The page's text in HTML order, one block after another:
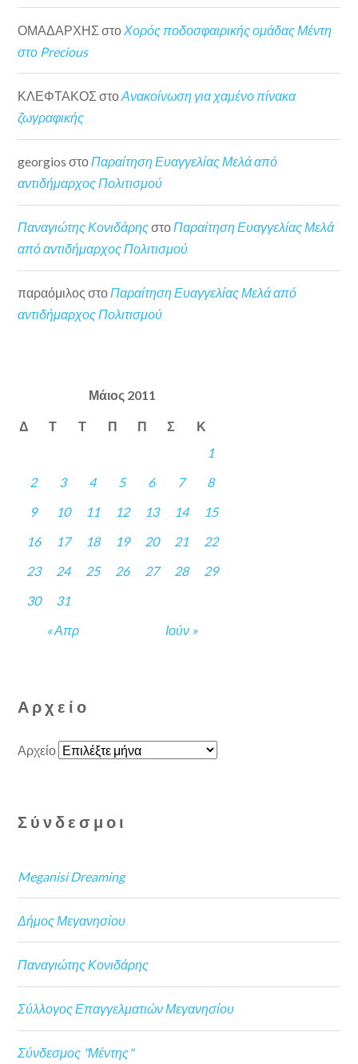
ΟΜΑΔΑΡΧΗΣ στο Χορός ποδοσφαιρικής ομάδας Μέντη
στο Precious
ΚΛΕΦΤΑΚΟΣ στοΑνακοίνωση για χαμένο πίνακα
ζωγραφικής
georgios στοΠαραίτηση Ευαγγελίας Μελά από
αντιδήμαρχος Πολιτισμού
Παναγιώτης ΚονιδάρηςστοΠαραίτηση Ευαγγελίας Μελά
από αντιδήμαρχος Πολιτισμού
παραόμιλος στοΠαραίτηση Ευαγγελίας Μελά από
αντιδήμαρχος Πολιτισμού
Μάιος 2011
Δ Τ Τ Π Π Σ Κ
« Απρ Ιούν »
1
2
3 4 5 6 7
8
9
10 11 12 13 14
15
16
17 18 19 20 21
22
23
24 25 26 27 28
29
30
31
Αρχείο
Αρχείο
Σύνδεσμοι
Meganisi Dreaming
Δήμος Μεγανησίου
Παναγιώτης Κονιδάρης
Σύλλογος Επαγγελματιών Μεγανησίου
Σύνδεσμος "Μέντης"